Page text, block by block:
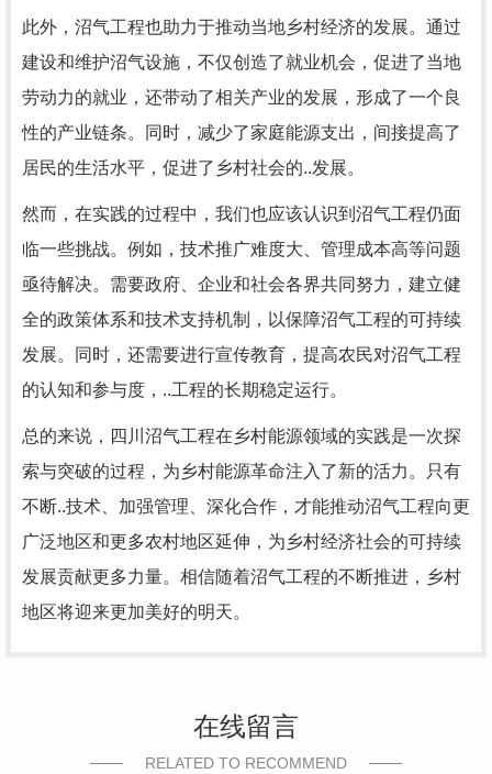
此外，沼气工程也助力于推动当地乡村经济的发展。通过
建设和维护沼气设施，不仅创造了就业机会，促进了当地
劳动力的就业，还带动了相关产业的发展，形成了一个良
性的产业链条。同时，减少了家庭能源支出，间接提高了
居民的生活水平，促进了乡村社会的..发展。
然而，在实践的过程中，我们也应该认识到沼气工程仍面
临一些挑战。例如，技术推广难度大、管理成本高等问题
亟待解决。需要政府、企业和社会各界共同努力，建立健
全的政策体系和技术支持机制，以保障沼气工程的可持续
发展。同时，还需要进行宣传教育，提高农民对沼气工程
的认知和参与度，..工程的长期稳定运行。
总的来说，四川沼气工程在乡村能源领域的实践是一次探
索与突破的过程，为乡村能源革命注入了新的活力。只有
不断..技术、加强管理、深化合作，才能推动沼气工程向更
广泛地区和更多农村地区延伸，为乡村经济社会的可持续
发展贡献更多力量。相信随着沼气工程的不断推进，乡村
地区将迎来更加美好的明天。
在线留言
RELATED TO RECOMMEND